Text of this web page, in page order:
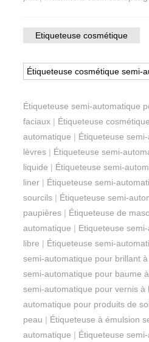
Etiqueteuse cosmétique
Étiqueteuse cosmétique semi-
Étiqueteuse semi-automatique
faciaux | Étiqueteuse
automatique | Étiqueteuse
lèvres | Étiqueteuse semi-
liquide | Étiqueteuse semi-
liner | Étiqueteuse semi-
sourcils | Étiqueteuse semi-
paupières | Étiqueteuse de
automatique | Etiqueteuse
libre | Étiqueteuse semi-
semi-automatique pour brillant
semi-automatique pour baume
semi-automatique pour vernis à
automatique pour produits de
peau | Étiqueteuse à émulsion
automatique | Étiqueteuse